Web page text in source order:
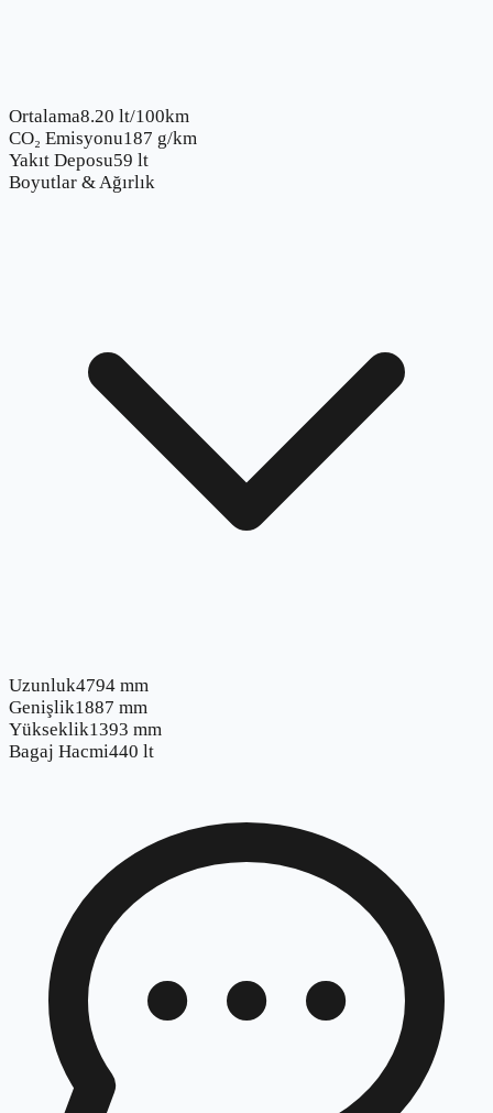
Ortalama8.20 lt/100km
CO₂ Emisyonu187 g/km
Yakıt Deposu59 lt
Boyutlar & Ağırlık
Uzunluk4794 mm
Genişlik1887 mm
Yükseklik1393 mm
Bagaj Hacmi440 lt